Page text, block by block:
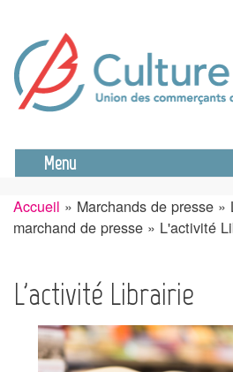
Menu
Fil
Accueil Marchands de presse
marchand de presse
L'activité
L'activité Librairie